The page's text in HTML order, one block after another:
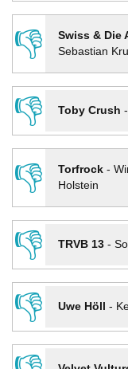
👎
Swiss & Die
Sebastian
👎
Toby Crush -
👎
Torfrock-
Holstein
👎
TRVB 13-
👎
Uwe Höll -